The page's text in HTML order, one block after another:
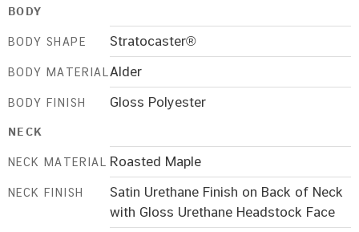
BODY
BODY SHAPE Stratocaster®
BODY MATERIAL Alder
BODY FINISH Gloss Polyester
NECK
NECK MATERIAL Roasted Maple
NECK FINISH
Satin Urethane Finish on Back of Neck
with Gloss Urethane Headstock Face